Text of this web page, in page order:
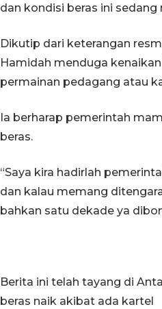
dan kondisi beras ini
Dikutip dari keterangan
Hamidah menduga
permainan pedagang atau
Ia berharap pemerintah
beras.
“Saya kira hadirlah
dan kalau memang
bahkan satu dekade ya
Berita ini telah tayang di
beras naik akibat ada kartel